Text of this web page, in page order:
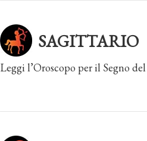
SAGITTARIO
Leggi l’Oroscopo per il Segno